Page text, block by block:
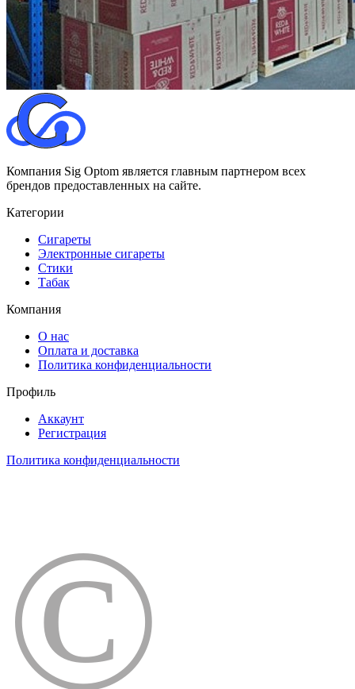
Компания Sig Optom является главным партнером всех
брендов предоставленных на сайте.
Категории
Сигареты
Электронные сигареты
Стики
Табак
Компания
О нас
Оплата и доставка
Политика конфиденциальности
Профиль
Аккаунт
Регистрация
Политика конфиденциальности
©